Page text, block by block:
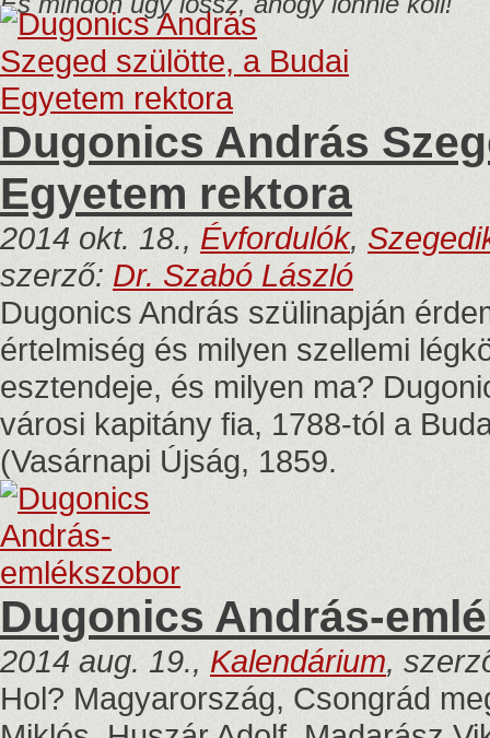
Dugonics András
Egyetem rektora
2014 okt. 18., Évfordulók,
szerző: Dr. Szabó László
Dugonics András szülinapján
értelmiség és milyen szellemi
esztendeje, és milyen ma?
városi kapitány fia, 1788-tól a
(Vasárnapi Újság, 1859.
Dugonics András-
2014 aug. 19., Kalendárium,
Hol? Magyarország, Csongrád